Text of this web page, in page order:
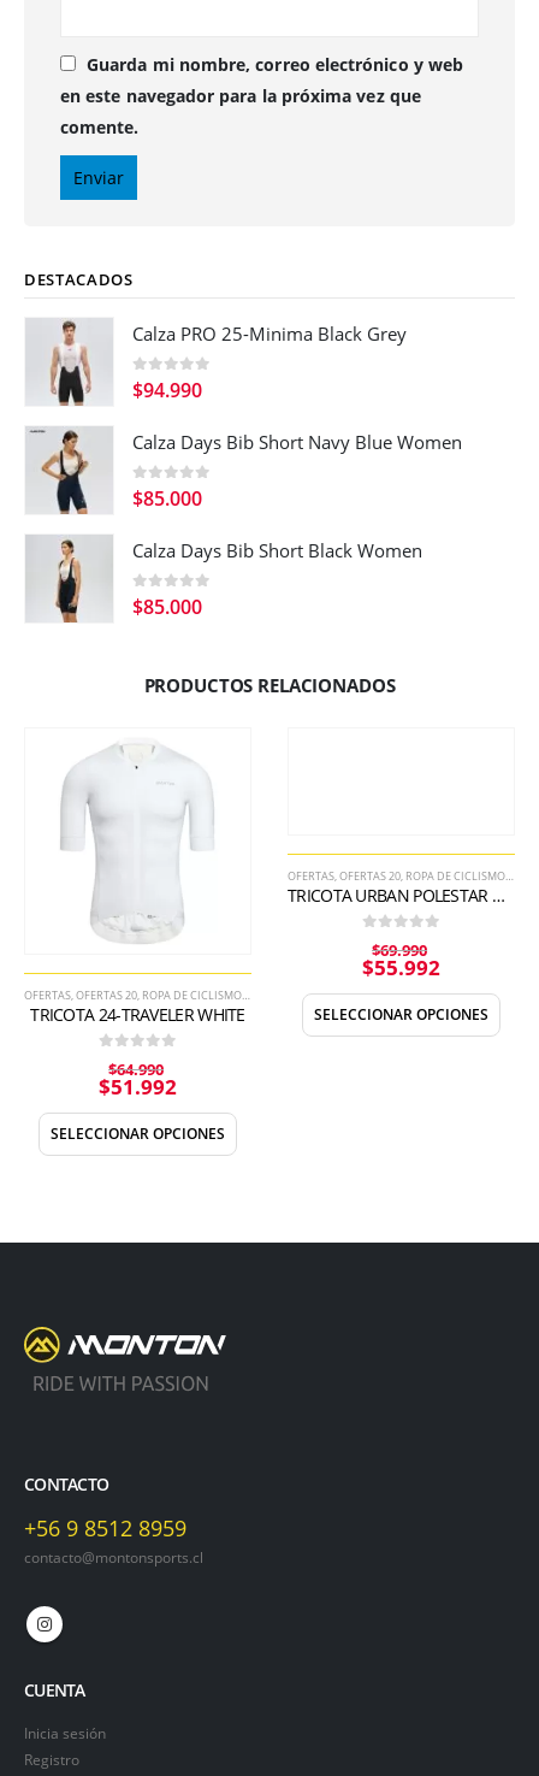
Guarda mi nombre, correo electrónico y web
en este navegador para la próxima vez que
comente.
DESTACADOS
Calza PRO 25-Minima Black Grey
0out of 5
$94.990
Calza Days Bib Short Navy Blue Women
0out of 5
$85.000
Calza Days Bib Short Black Women
0out of 5
$85.000
PRODUCTOS RELACIONADOS
OFERTAS,OFERTAS 20, ROPA DE CICLISMO DE HOMBRE ,TRICOTA
TRICOTA 24-TRAVELER WHITE
$64.990
$51.992
SELECCIONAR OPCIONES
OFERTAS,OFERTAS 20, ROPA DE CICLISMO DE HOMBRE
TRICOTA URBAN POLESTAR DEEP BLUE
$69.990
$55.992
SELECCIONAR OPCIONES
CONTACTO
+56 9 8512 8959
contacto@montonsports.cl
CUENTA
Inicia sesión
Registro